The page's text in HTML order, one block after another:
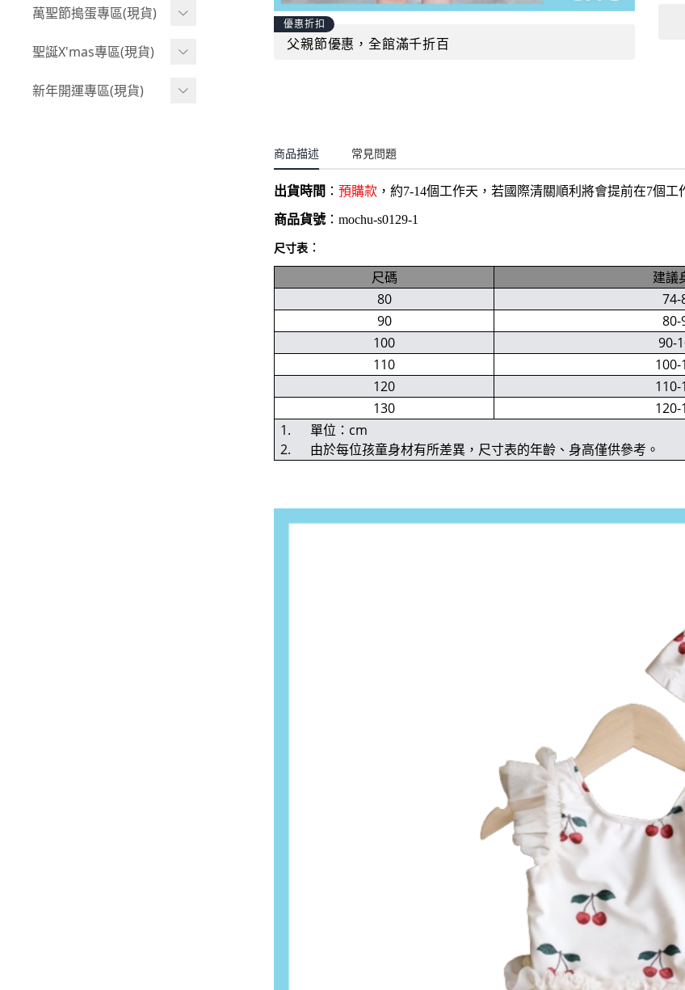
BABY 套裝(短袖)
BABY 套裝(長袖)
小紳士系列
韓國小歐巴
率性牛仔風
夢幻童話系列
小洋裝系列
Acc 寢具
Acc 其他
©風車圖書 台灣｜兒童圖
嘴
萬聖節搗蛋專區(現貨)
萬聖造型頭套(3歲以上)
萬聖.嬰幼兒(0-2歲)
聖誕X'mas專區(現貨)
聖誕.嬰幼兒(0-2歲)
新年開運專區(現貨)
優惠折扣
父親節優惠，全館滿千折百
商品描述 常見問題
出貨時間 ：預購款 ，約7-14個工作天，若國際清關順利將會提前在7個工
商品貨號：mochu-s0129-1
尺寸表 ：
尺碼
建議
80
74-
90
80-
100
90-
110
100-
120
110-
130
120-
1. 單位：cm
2. 由於每位孩童身材有所差異，尺寸表的年齡、身高僅供參考。